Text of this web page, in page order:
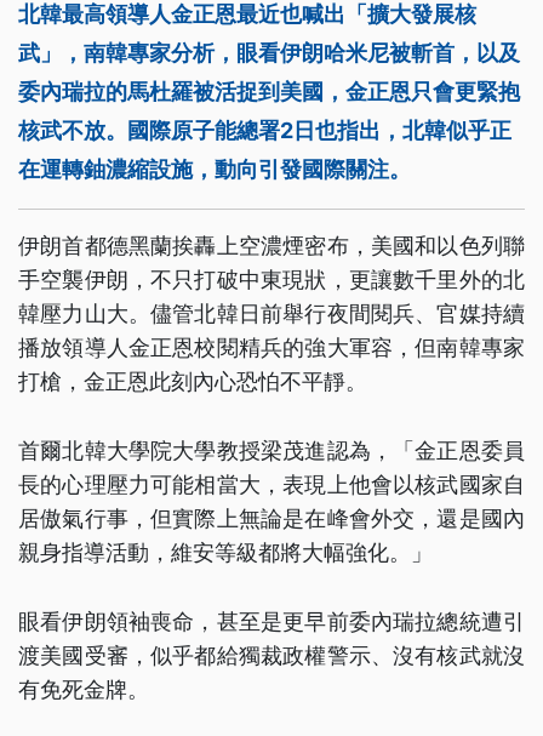
北韓最高領導人金正恩最近也喊出「擴大發展核
武」，南韓專家分析，眼看伊朗哈米尼被斬首，以及
委內瑞拉的馬杜羅被活捉到美國，金正恩只會更緊抱
核武不放。國際原子能總署2日也指出，北韓似乎正
在運轉鈾濃縮設施，動向引發國際關注。
伊朗首都德黑蘭挨轟上空濃煙密布，美國和以色列聯
手空襲伊朗，不只打破中東現狀，更讓數千里外的北
韓壓力山大。儘管北韓日前舉行夜間閱兵、官媒持續
播放領導人金正恩校閱精兵的強大軍容，但南韓專家
打槍，金正恩此刻內心恐怕不平靜。
首爾北韓大學院大學教授梁茂進認為，「金正恩委員
長的心理壓力可能相當大，表現上他會以核武國家自
居傲氣行事，但實際上無論是在峰會外交，還是國內
親身指導活動，維安等級都將大幅強化。」
眼看伊朗領袖喪命，甚至是更早前委內瑞拉總統遭引
渡美國受審，似乎都給獨裁政權警示、沒有核武就沒
有免死金牌。